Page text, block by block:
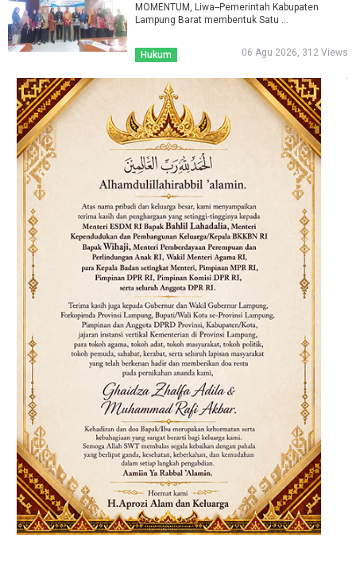
MOMENTUM, Liwa--Pemerintah Kabupaten
Lampung Barat membentuk Satu ...
Hukum 06 Agu 2026, 312 Views